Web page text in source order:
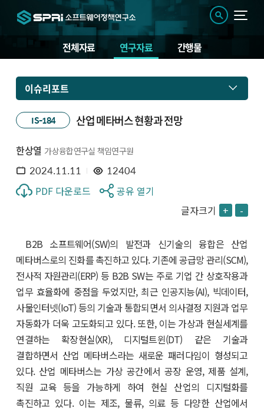
전체자료 연구자료 간행물
이슈리포트
IS-184 산업 메타버스 현황과 전망
한상열 가상융합연구실 책임연구원
2024.11.11 12404
PDF 다운로드
공유 열기
글자크기 + -
B2B 소프트웨어(SW)의 발전과 신기술의 융합은 산업
메타버스로의 진화를 촉진하고 있다. 기존에 공급망 관리(SCM),
전사적 자원관리(ERP) 등 B2B SW는 주로 기업 간 상호작용과
업무 효율화에 중점을 두었지만, 최근 인공지능(AI), 빅데이터,
사물인터넷(IoT) 등의 기술과 통합되면서 의사결정 지원과 업무
자동화가 더욱 고도화되고 있다. 또한, 이는 가상과 현실세계를
연결하는 확장현실(XR), 디지털트윈(DT) 같은 기술과
결합하면서 산업 메타버스라는 새로운 패러다임이 형성되고
있다. 산업 메타버스는 가상 공간에서 공장 운영, 제품 설계,
직원 교육 등을 가능하게 하여 현실 산업의 디지털화를
촉진하고 있다. 이는 제조, 물류, 의료 등 다양한 산업에서